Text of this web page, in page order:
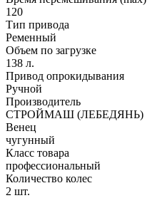
120
Тип привода
Ременный
Объем по загрузке
138 л.
Привод опрокидывания
Ручной
Производитель
СТРОЙМАШ (ЛЕБЕДЯНЬ)
Венец
чугунный
Класс товара
профессиональный
Количество колес
2 шт.